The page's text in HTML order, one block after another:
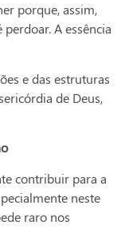
porque, assim,
A essência
e das estruturas
de Deus,
contribuir para a
neste
raro nos